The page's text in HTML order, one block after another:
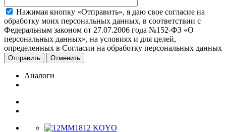
Нажимая кнопку «Отправить», я даю свое согласие на
обработку моих персональных данных, в соответствии с
Федеральным законом от 27.07.2006 года №152-ФЗ «О
персональных данных», на условиях и для целей,
определенных в Согласии на обработку персональных данных
Отменить
Аналоги